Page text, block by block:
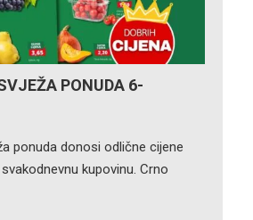
PONUDA 6-
ponuda donosi odlične cijene
kupovinu. Crno